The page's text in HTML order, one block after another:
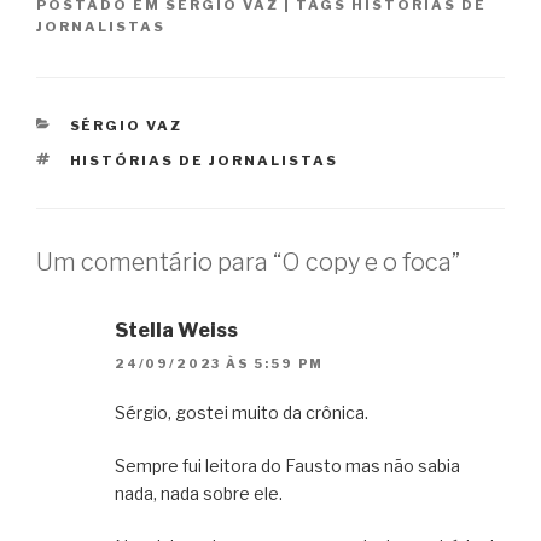
POSTADO EM SÉRGIO VAZ TAGS
HISTÓRIAS DE
JORNALISTAS
CATEGORIAS
SÉRGIO VAZ
TAGS
HISTÓRIAS DE JORNALISTAS
Um comentário para “O copy e o foca”
Stella Weiss
24/09/2023 ÀS 5:59 PM
Sérgio, gostei muito da crônica.
Sempre fui leitora do Fausto mas não sabia
nada, nada sobre ele.